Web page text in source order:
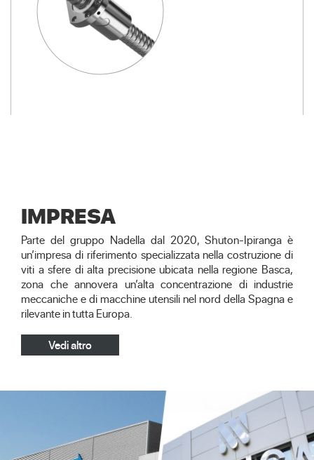
IMPRESA
Parte del gruppo Nadella dal 2020, Shuton-Ipiranga è
un’impresa di riferimento specializzata nella costruzione di
viti a sfere di alta precisione ubicata nella regione Basca,
zona che annovera un’alta concentrazione di industrie
meccaniche e di macchine utensili nel nord della Spagna e
rilevante in tutta Europa.
Vedi altro